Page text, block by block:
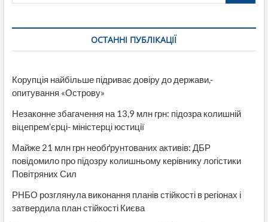
ОСТАННІ ПУБЛІКАЦІЇ
Корупція найбільше підриває довіру до держави,-
опитування «Острову»
Незаконне збагачення на 13,9 млн грн: підозра колишній
віцепрем’єрці- міністерці юстиції
Майже 21 млн грн необґрунтованих активів: ДБР
повідомило про підозру колишньому керівнику логістики
Повітряних Сил
РНБО розглянула виконання планів стійкості в регіонах і
затвердила план стійкості Києва